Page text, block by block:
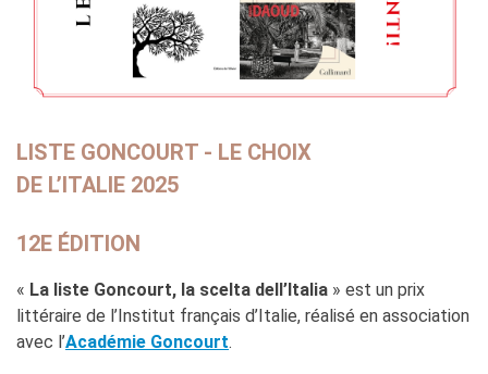
LISTE GONCOURT - LE CHOIX
DE L’ITALIE 2025
12E ÉDITION
« La liste Goncourt, la scelta dell’Italia » est un prix
littéraire de l’Institut français d’Italie, réalisé en association
avec l’Académie Goncourt.